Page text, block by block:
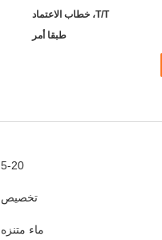
T/T، خطاب الاعتماد
طبقا أمر
5-20
تخصيص
ماء متنزه